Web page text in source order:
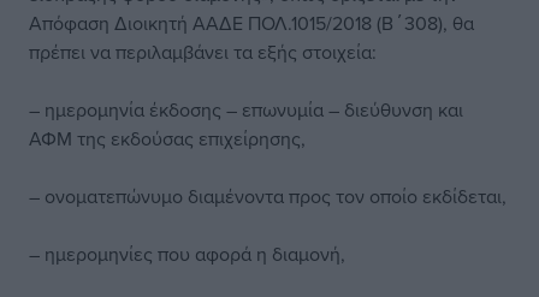
Απόφαση Διοικητή ΑΑΔΕ ΠΟΛ.1015/2018 (Β΄308), θα
πρέπει να περιλαμβάνει τα εξής στοιχεία:
– ημερομηνία έκδοσης – επωνυμία – διεύθυνση και
ΑΦΜ της εκδούσας επιχείρησης,
– ονοματεπώνυμο διαμένοντα προς τον οποίο εκδίδεται,
– ημερομηνίες που αφορά η διαμονή,